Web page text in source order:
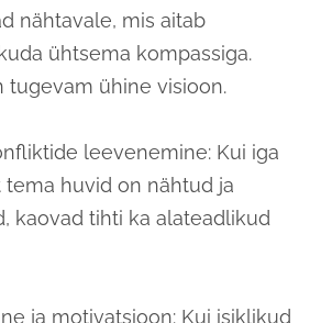
nähtavale, mis aitab
ühtsema kompassiga.
tugevam ühine visioon.
leevenemine: Kui iga
tema huvid on nähtud ja
kaovad tihti ka alateadlikud
ja motivatsioon: Kui isiklikud